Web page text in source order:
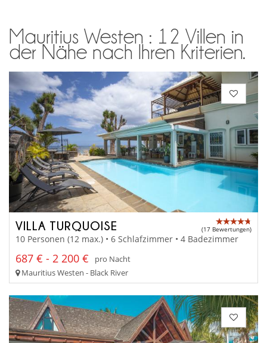
Mauritius Westen : 12 Villen in
der Nähe nach Ihren Kriterien.
VILLA TURQUOISE (17 Bewertungen)
10 Personen (12 max.) • 6 Schlafzimmer • 4 Badezimmer
687 € - 2 200 €
pro Nacht
Mauritius Westen - Black River